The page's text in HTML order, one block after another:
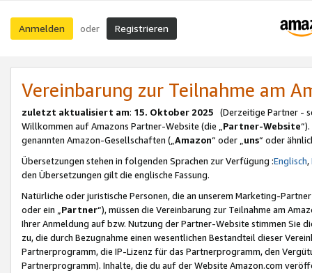
Anmelden oder Registrieren
Vereinbarung zur Teilnahme am
zuletzt aktualisiert am: 15. Oktober 2025 (Derzeitige Partner -
Willkommen auf Amazons Partner-Website (die „Partner-Website
genannten Amazon-Gesellschaften („Amazon“ oder „uns“ oder
Übersetzungen stehen in folgenden Sprachen zur Verfügung :Englisch,
den Übersetzungen gilt die englische Fassung.
Natürliche oder juristische Personen, die an unserem Marketing-
oder ein „Partner“), müssen die Vereinbarung zur Teilnahme am
Ihrer Anmeldung auf bzw. Nutzung der Partner-Website stimmen Sie
zu, die durch Bezugnahme einen wesentlichen Bestandteil dieser
Partnerprogramm, die IP-Lizenz für das Partnerprogramm, den
Partnerprogramm). Inhalte, die du auf der Website Amazon.com